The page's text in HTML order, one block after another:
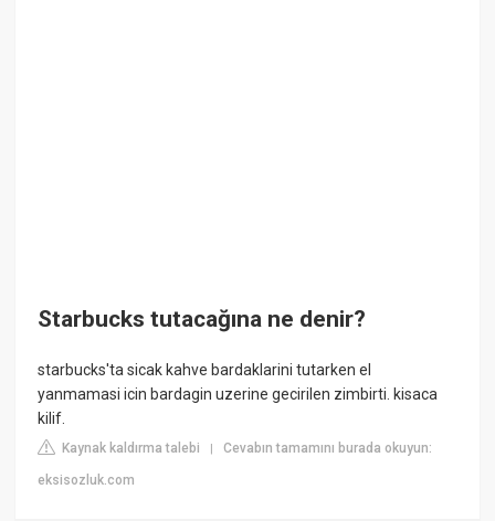
Starbucks tutacağına ne denir?
starbucks'ta sicak kahve bardaklarini tutarken el
yanmamasi icin bardagin uzerine gecirilen zimbirti. kisaca
kilif.
Kaynak kaldırma talebi |Cevabın tamamını burada okuyun:
eksisozluk.com